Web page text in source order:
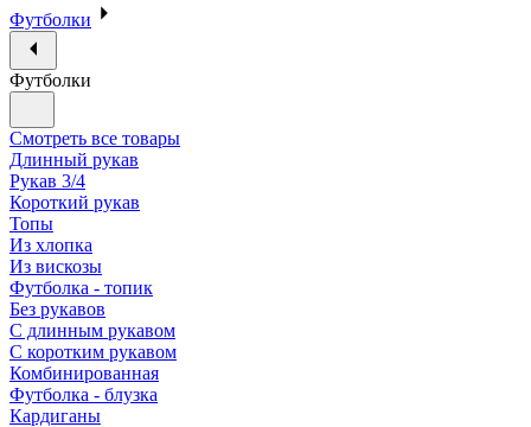
Футболки
Футболки
Смотреть все товары
Длинный рукав
Рукав 3/4
Короткий рукав
Топы
Из хлопка
Из вискозы
Футболка - топик
Без рукавов
С длинным рукавом
С коротким рукавом
Комбинированная
Футболка - блузка
Кардиганы